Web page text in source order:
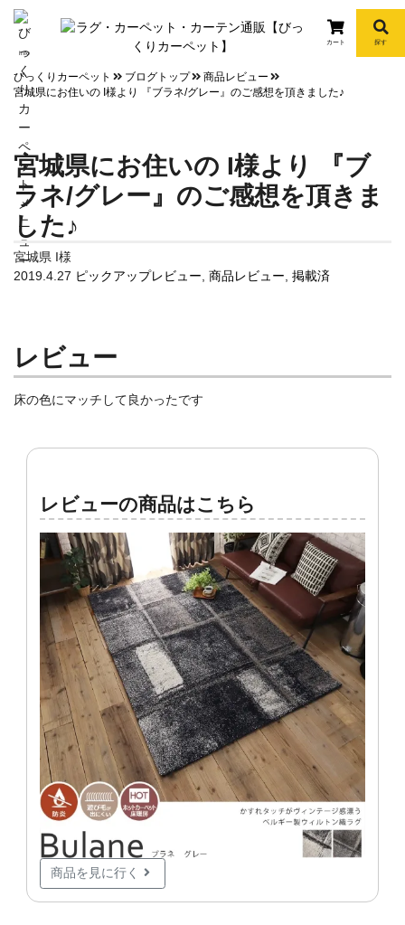
info
カート 探す
びっくりカーペット ブログトップ
商品レビュー
宮城県にお住いの I様より 『ブラネ/グレー』のご感想を頂きました♪
宮城県にお住いの I様より 『ブ
ラネ/グレー』のご感想を頂きま
した♪
宮城県 I様
2019.4.27 ピックアップレビュー 商品レビュー 掲載済
レビュー
床の色にマッチして良かったです
レビューの商品はこちら
商品を見に行く